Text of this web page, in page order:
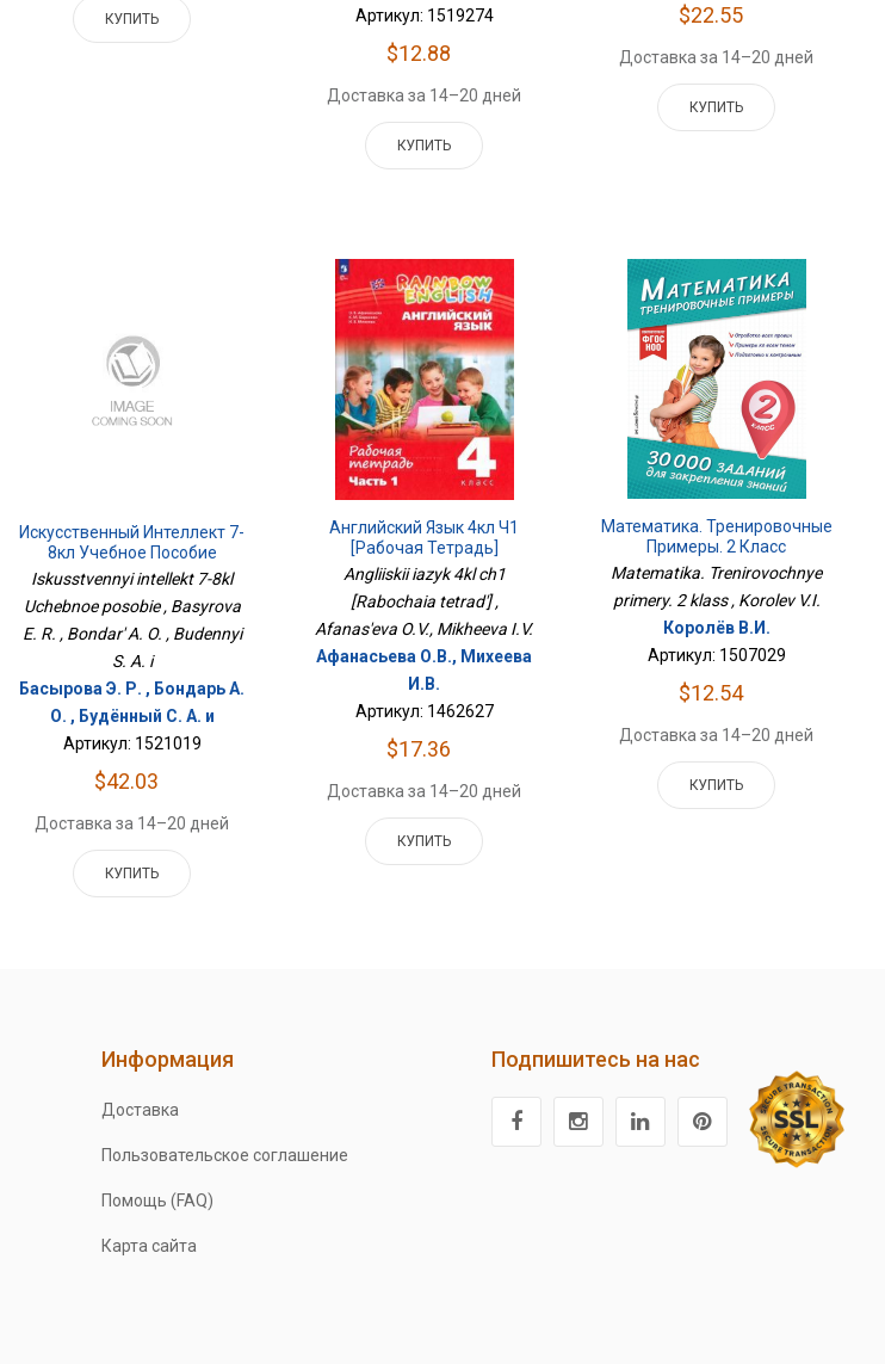
КУПИТЬ
Артикул: 1519274
$12.88
Доставка за 14–20 дней
КУПИТЬ
$22.55
Доставка за 14–20 дней
КУПИТЬ
Искусственный Интеллект 7-
8кл Учебное Пособие
Iskusstvennyi intellekt 7-8kl
Uchebnoe posobie , Basyrova
E. R. , Bondar' A. O. , Budennyi
S. A. i
Басырова Э. Р. , Бондарь А.
О. , Будённый С. А. и
Артикул: 1521019
$42.03
Доставка за 14–20 дней
КУПИТЬ
Английский Язык 4кл Ч1
[Рабочая Тетрадь]
Angliiskii iazyk 4kl ch1
[Rabochaia tetrad'] ,
Afanas'eva O.V., Mikheeva I.V.
Афанасьева О.В., Михеева
И.В.
Артикул: 1462627
$17.36
Доставка за 14–20 дней
КУПИТЬ
Математика. Тренировочные
Примеры. 2 Класс
Matematika. Trenirovochnye
primery. 2 klass , Korolev V.I.
Королёв В.И.
Артикул: 1507029
$12.54
Доставка за 14–20 дней
КУПИТЬ
Информация
Доставка
Пользовательское соглашение
Помощь (FAQ)
Карта сайта
Подпишитесь на нас